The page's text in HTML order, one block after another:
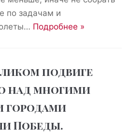
по задачам и
Подробнее »
подвиге
над многими
городами
Победы.